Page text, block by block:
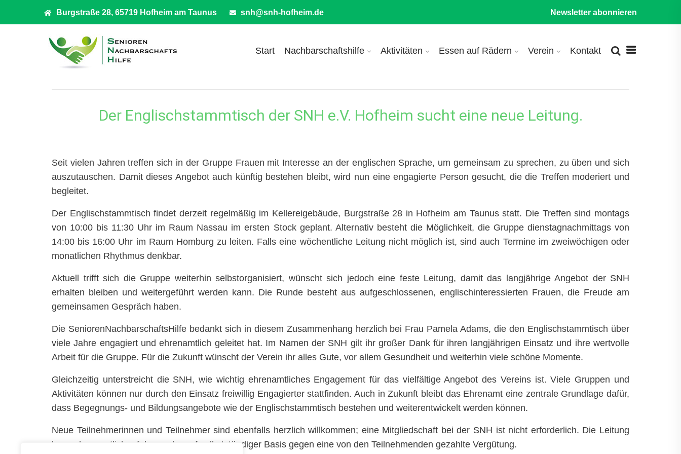
Burgstraße 28, 65719 Hofheim am Taunus snh@snh-hofheim.de Newsletter abonnieren
Start Nachbarschaftshilfe Aktivitäten Essen auf Rädern Verein Kontakt
Der Englischstammtisch der SNH e.V. Hofheim sucht eine neue Leitung.
Seit vielen Jahren treffen sich in der Gruppe Frauen mit Interesse an der englischen Sprache, um gemeinsam zu sprechen, zu üben und sich
auszutauschen. Damit dieses Angebot auch künftig bestehen bleibt, wird nun eine engagierte Person gesucht, die die Treffen moderiert und
begleitet.
Der Englischstammtisch findet derzeit regelmäßig im Kellereigebäude, Burgstraße 28 in Hofheim am Taunus statt. Die Treffen sind montags
von 10:00 bis 11:30 Uhr im Raum Nassau im ersten Stock geplant. Alternativ besteht die Möglichkeit, die Gruppe dienstagnachmittags von
14:00 bis 16:00 Uhr im Raum Homburg zu leiten. Falls eine wöchentliche Leitung nicht möglich ist, sind auch Termine im zweiwöchigen oder
monatlichen Rhythmus denkbar.
Aktuell trifft sich die Gruppe weiterhin selbstorganisiert, wünscht sich jedoch eine feste Leitung, damit das langjährige Angebot der SNH
erhalten bleiben und weitergeführt werden kann. Die Runde besteht aus aufgeschlossenen, englischinteressierten Frauen, die Freude am
gemeinsamen Gespräch haben.
Die SeniorenNachbarschaftsHilfe bedankt sich in diesem Zusammenhang herzlich bei Frau Pamela Adams, die den Englischstammtisch über
viele Jahre engagiert und ehrenamtlich geleitet hat. Im Namen der SNH gilt ihr großer Dank für ihren langjährigen Einsatz und ihre wertvolle
Arbeit für die Gruppe. Für die Zukunft wünscht der Verein ihr alles Gute, vor allem Gesundheit und weiterhin viele schöne Momente.
Gleichzeitig unterstreicht die SNH, wie wichtig ehrenamtliches Engagement für das vielfältige Angebot des Vereins ist. Viele Gruppen und
Aktivitäten können nur durch den Einsatz freiwillig Engagierter stattfinden. Auch in Zukunft bleibt das Ehrenamt eine zentrale Grundlage dafür,
dass Begegnungs- und Bildungsangebote wie der Englischstammtisch bestehen und weiterentwickelt werden können.
Neue Teilnehmerinnen und Teilnehmer sind ebenfalls herzlich willkommen; eine Mitgliedschaft bei der SNH ist nicht erforderlich. Die Leitung
kann ehrenamtlich erfolgen oder auf selbstständiger Basis gegen eine von den Teilnehmenden gezahlte Vergütung.